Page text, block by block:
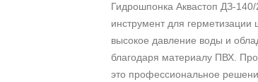
Гидрошпонка Аквастоп ДЗ-
инструмент для
высокое давление воды и
благодаря материалу ПВХ.
это профессиональное